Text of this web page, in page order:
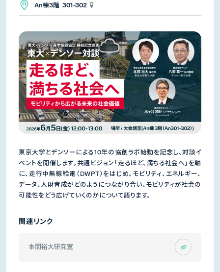
An棟3階 301-302
東京大学とデンソーによる10年の協創ラボ始動を記念し、対談イ
ベントを開催します。共通ビジョン「走るほど、満ちる社会へ」を軸
に、走行中無線給電（DWPT）をはじめ、モビリティ、エネルギー、
データ、人財育成がどのようにつながり合い、モビリティが社会の
可能性をどう広げていくのかについて語ります。
関連リンク
本間裕大研究室